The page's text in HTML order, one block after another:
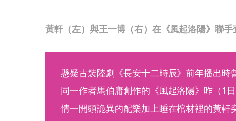
黃軒（左）與王一博（右）在《風起洛陽》聯手
懸疑古裝陸劇《長安十二時辰》前年播出時
同一作者馬伯庸創作的《風起洛陽》昨（1
情一開頭詭異的配樂加上睡在棺材裡的黃軒